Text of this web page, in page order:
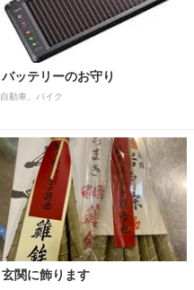
バッテリーのお守り
自動車、バイク
玄関に飾ります